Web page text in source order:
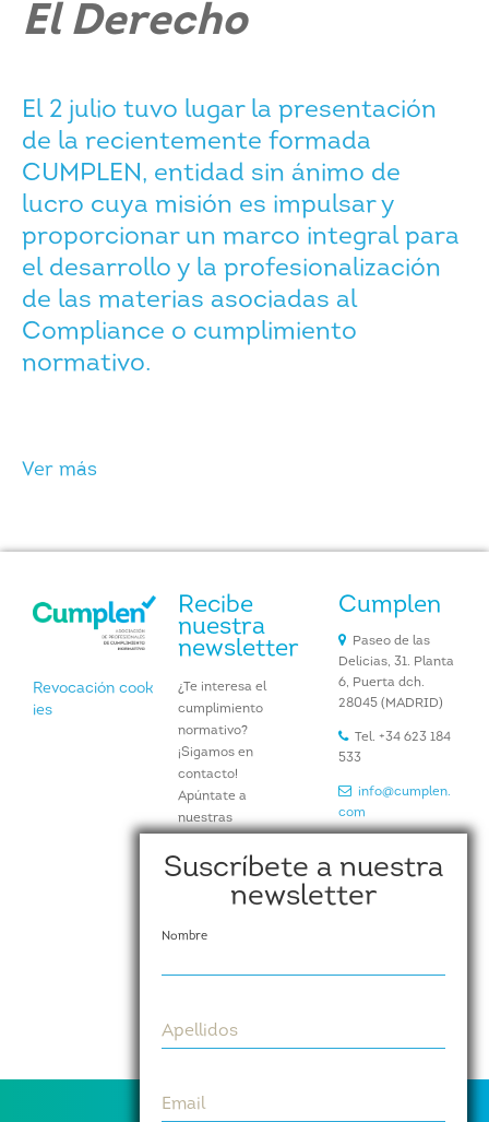
El Derecho
El 2 julio tuvo lugar la presentación
de la recientemente formada
CUMPLEN, entidad sin ánimo de
lucro cuya misión es impulsar y
proporcionar un marco integral para
el desarrollo y la profesionalización
de las materias asociadas al
Compliance o cumplimiento
normativo.
Ver más
Suscríbete a nuestra
newsletter
Nombre
Apellidos
Email
Revocación cook
ies
Recibe
nuestra
newsletter
¿Te interesa el
cumplimiento
normativo?
¡Sigamos en
contacto!
Apúntate a
nuestras
recibe
tu buzón noticias,
artículos e
Suscríbete aquí
Cumplen
Paseo de las
Delicias, 31. Planta
6, Puerta dch.
28045 (MADRID)
Tel. +34 623 184
533
info@cumplen.
com
com